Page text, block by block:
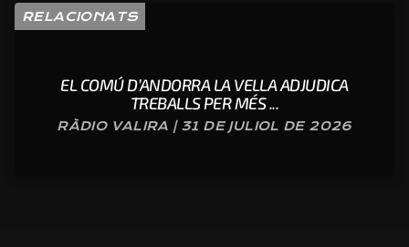
RELACIONATS
EL COMÚ D’ANDORRA LA VELLA ADJUDICA
TREBALLS PER MÉS ...
RÀDIO VALIRA | 31 DE JULIOL DE 2026